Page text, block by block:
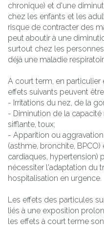
chronique) et d'une
chez les enfants et les
risque de contracter des
peut aboutir à une
surtout chez les
déjà une maladie
A court term, en
effets suivants peuvent
- Irritations du nez, de la
- Diminution de la capacité
sifflante, toux;
- Apparition ou
(asthme, bronchite,
cardiaques, hypertension)
nécessiter l'adaptation du
hospitalisation en urgence.
Les effets des particules
liés à une exposition
les effets à court terme